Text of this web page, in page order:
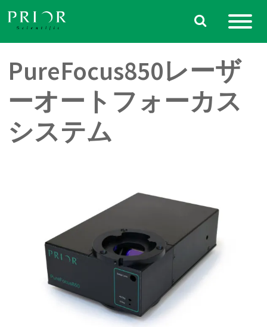
Skip
content
PureFocus850レーザ
ーオートフォーカス
システム